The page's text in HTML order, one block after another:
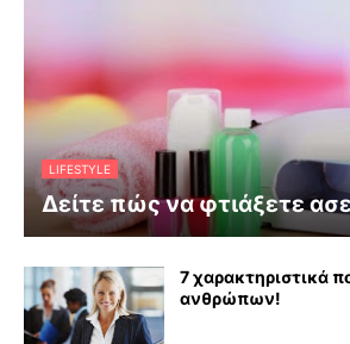
LIFESTYLE
Δείτε πώς να φτιάξετε
7 χαρακτηριστικά
ανθρώπων!